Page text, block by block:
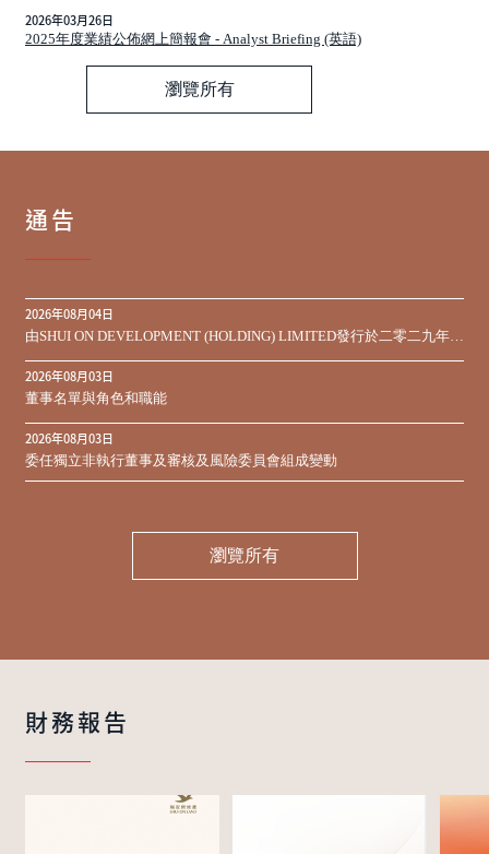
2026年03月26日
2025年度業績公佈網上簡報會 - Analyst Briefing (英語)
瀏覽所有
通告
2026年08月04日
由SHUI ON DEVELOPMENT (HOLDING) LIMITED發行於二零二九年到
期之450,000,000美元9.75%優先票據之同意徵求於屆滿期限前收到的
同意結果
2026年08月03日
董事名單與角色和職能
2026年08月03日
委任獨立非執行董事及審核及風險委員會組成變動
瀏覽所有
財務報告